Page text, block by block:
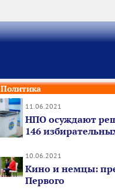
Политика
11.06.2021
НПО осуждают
146
10.06.2021
Кино и немцы:
Первого